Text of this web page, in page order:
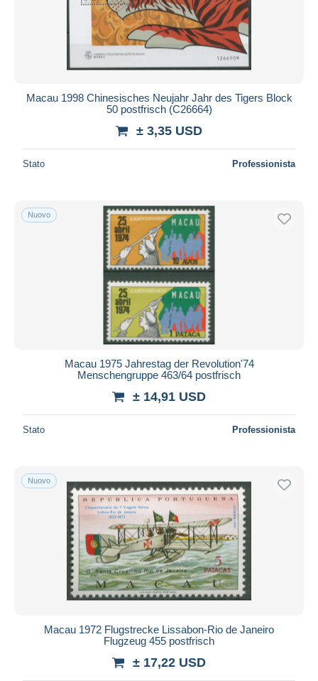
Macau 1998 Chinesisches Neujahr Jahr des Tigers Block
50 postfrisch (C26664)
± 3,35 USD
Stato Professionista
Nuovo
Macau 1975 Jahrestag der Revolution'74
Menschengruppe 463/64 postfrisch
± 14,91 USD
Stato Professionista
Nuovo
Macau 1972 Flugstrecke Lissabon-Rio de Janeiro
Flugzeug 455 postfrisch
± 17,22 USD